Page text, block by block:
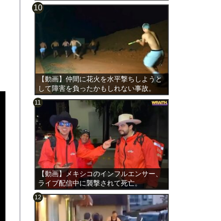
【動画】仲間に花火を水平撃ちしようと
して障害を負ったかもしれない事故。
【動画】メキシコのインフルエンサー、
ライブ配信中に襲撃されて死亡。